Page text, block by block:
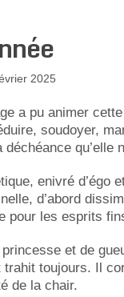
2025
a pu animer
soudoyer,
qu’elle
enivré d’égo
d’abord
pour les esprits
et de
trahit toujours. Il
de la chair.